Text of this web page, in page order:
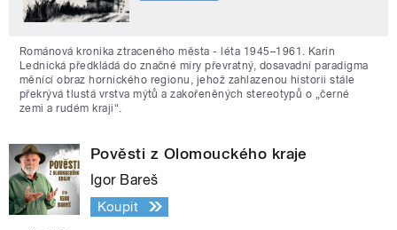
Románová kronika ztraceného města - léta 1945–1961. Karin
Lednická předkládá do značné míry převratný, dosavadní paradigma
měnící obraz hornického regionu, jehož zahlazenou historii stále
překrývá tlustá vrstva mýtů a zakořeněných stereotypů o „černé
zemi a rudém kraji“.
Pověsti z Olomouckého kraje
Igor Bareš
Koupit